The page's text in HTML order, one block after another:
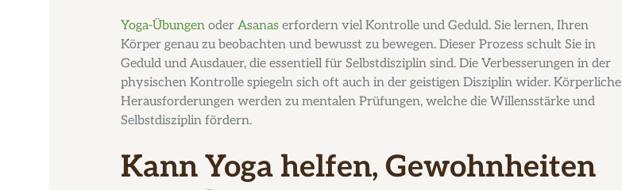
Yoga-Übungen oder Asanas erfordern viel Kontrolle und Geduld. Sie lernen, Ihren
Körper genau zu beobachten und bewusst zu bewegen. Dieser Prozess schult Sie in
Geduld und Ausdauer, die essentiell für Selbstdisziplin sind. Die Verbesserungen in der
physischen Kontrolle spiegeln sich oft auch in der geistigen Disziplin wider. Körperliche
Herausforderungen werden zu mentalen Prüfungen, welche die Willensstärke und
Selbstdisziplin fördern.
Kann Yoga helfen, Gewohnheiten